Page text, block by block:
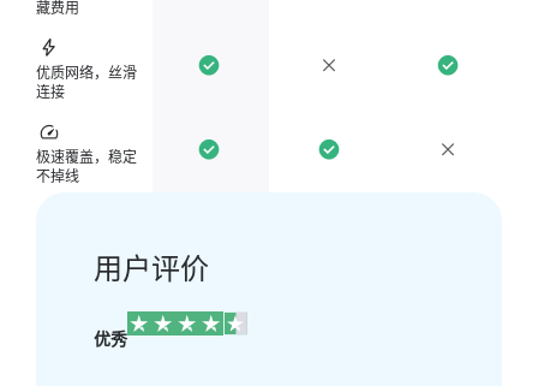
藏费用
优质网络，丝滑
连接
极速覆盖，稳定
不掉线
用户评价
优秀